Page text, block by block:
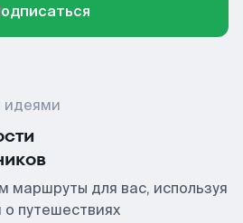
идеями
маршруты для вас, используя
о путешествиях